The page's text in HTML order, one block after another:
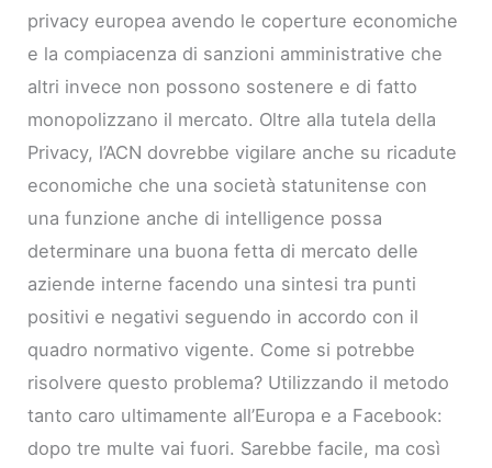
privacy europea avendo le coperture economiche
e la compiacenza di sanzioni amministrative che
altri invece non possono sostenere e di fatto
monopolizzano il mercato. Oltre alla tutela della
Privacy, l’ACN dovrebbe vigilare anche su ricadute
economiche che una società statunitense con
una funzione anche di intelligence possa
determinare una buona fetta di mercato delle
aziende interne facendo una sintesi tra punti
positivi e negativi seguendo in accordo con il
quadro normativo vigente. Come si potrebbe
risolvere questo problema? Utilizzando il metodo
tanto caro ultimamente all’Europa e a Facebook:
dopo tre multe vai fuori. Sarebbe facile, ma così